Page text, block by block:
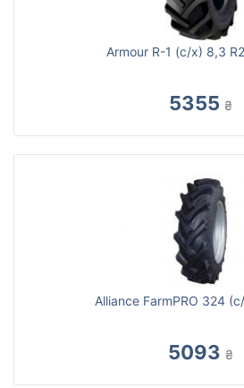
Armour R-1 (c/х) 8,3
5355 ₴
Alliance FarmPRO 324
5093 ₴